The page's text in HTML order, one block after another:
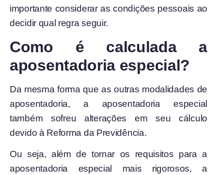
importante considerar as condições pessoais ao
decidir qual regra seguir.
Como é calculada a
aposentadoria especial?
Da mesma forma que as outras modalidades de
aposentadoria, a aposentadoria especial
também sofreu alterações em seu cálculo
devido à Reforma da Previdência.
Ou seja, além de tornar os requisitos para a
aposentadoria especial mais rigorosos, a